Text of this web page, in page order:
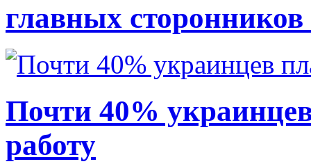
главных
Почти 40%
работу